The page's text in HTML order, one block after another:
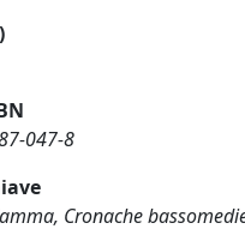
047-8
Cronache